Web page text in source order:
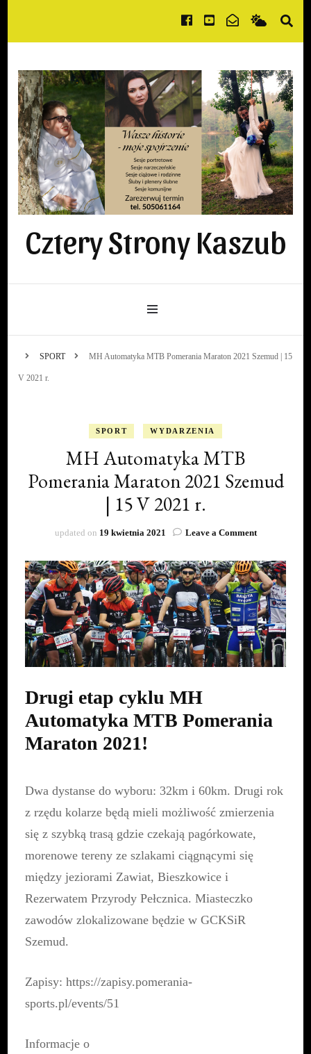
Cztery Strony Kaszub
SPORT MH Automatyka MTB Pomerania Maraton 2021 Szemud | 15
V 2021 r.
SPORT WYDARZENIA
MH Automatyka MTB
Pomerania Maraton 2021 Szemud
| 15 V 2021 r.
updated on 19 kwietnia 2021 Leave a Commenton
Automatyka
MTB
Pomerania
Maraton
2021
Szemud
|
15
V
Drugi etap cyklu MH
Automatyka MTB Pomerania
Maraton 2021!
Dwa dystanse do wyboru: 32km i 60km. Drugi rok
z rzędu kolarze będą mieli możliwość zmierzenia
się z szybką trasą gdzie czekają pagórkowate,
morenowe tereny ze szlakami ciągnącymi się
między jeziorami Zawiat, Bieszkowice i
Rezerwatem Przyrody Pełcznica. Miasteczko
zawodów zlokalizowane będzie w GCKSiR
Szemud.
Zapisy:https://zapisy.pomerania-
sports.pl/events/51
Informacje o